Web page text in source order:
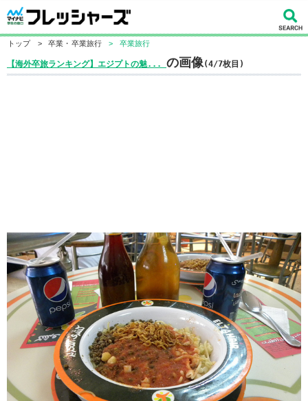
トップ > 卒業・卒業旅行 > 卒業旅行
【海外卒旅ランキング】エジプトの魅... の画像(4/7枚目)